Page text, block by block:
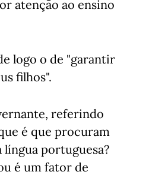
atenção ao ensino
logo o de "garantir
filhos".
referindo
é que procuram
língua portuguesa?
é um fator de